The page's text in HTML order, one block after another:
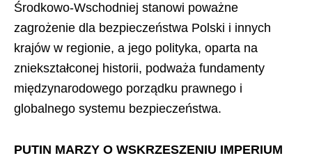
Środkowo-Wschodniej stanowi poważne
zagrożenie dla bezpieczeństwa Polski i innych
krajów w regionie, a jego polityka, oparta na
zniekształconej historii, podważa fundamenty
międzynarodowego porządku prawnego i
globalnego systemu bezpieczeństwa.
PUTIN MARZY O WSKRZESZENIU IMPERIUM